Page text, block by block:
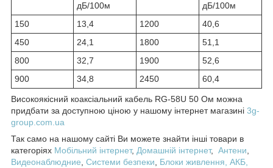
дБ/100м
дБ/100м
150
13,4 1200
40,6
450
24,1 1800
51,1
800
32,7 1900
52,6
900
34,8 2450 60,4
Високоякісний коаксіальний кабель RG-58U 50 Ом можна
придбати за доступною ціною у нашому інтернет магазині 3g-
group.com.ua
Так само на нашому сайті Ви можете знайти інші товари в
категоріях Мобільний інтернет, Домашній інтернет, Антени,
Видеонаблюдние, Системи безпеки, Блоки живлення, АКБ,